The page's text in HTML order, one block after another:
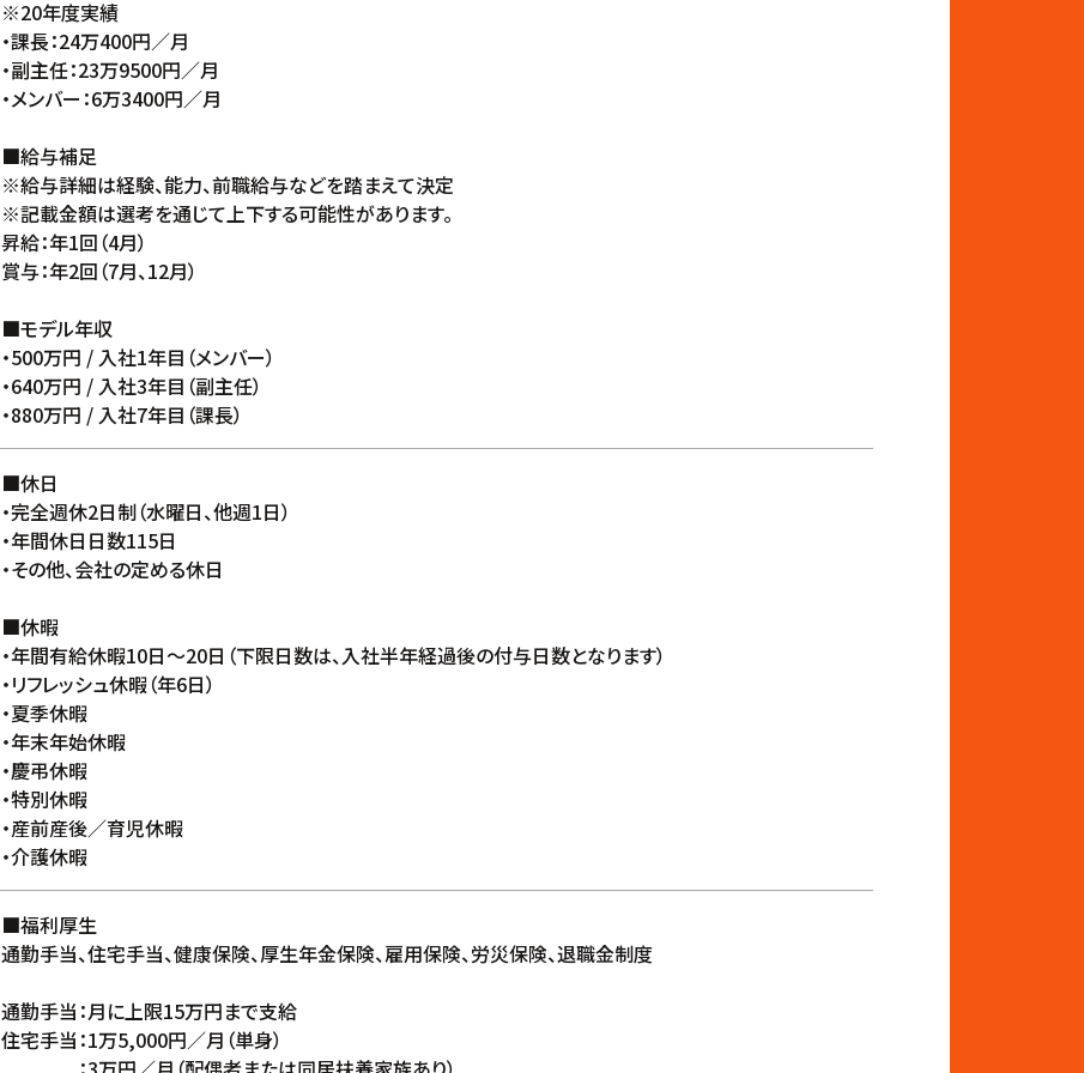
※20年度実績
・課長：24万400円／月
・副主任：23万9500円／月
・メンバー：6万3400円／月
■給与補足
※給与詳細は経験、能力、前職給与などを踏まえて決定
※記載金額は選考を通じて上下する可能性があります。
昇給：年1回（4月）
賞与：年2回（7月、12月）
■モデル年収
・500万円 / 入社1年目（メンバー）
・640万円 / 入社3年目（副主任）
・880万円 / 入社7年目（課長）
■休日
・完全週休2日制（水曜日、他週1日）
・年間休日日数115日
・その他、会社の定める休日
■休暇
・年間有給休暇10日〜20日（下限日数は、入社半年経過後の付与日数となります）
・リフレッシュ休暇（年6日）
・夏季休暇
・年末年始休暇
・慶弔休暇
・特別休暇
・産前産後／育児休暇
・介護休暇
■福利厚生
通勤手当、住宅手当、健康保険、厚生年金保険、雇用保険、労災保険、退職金制度
通勤手当：月に上限15万円まで支給
住宅手当：1万5,000円／月（単身）